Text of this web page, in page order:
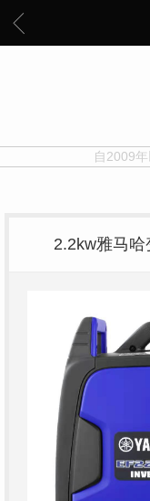
自2009
2.2kw雅马